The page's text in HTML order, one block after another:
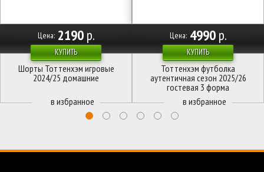
КУПИТЬ
Цена: 2190р.
Шорты Тоттенхэм игровые
2024/25 домашние
КУПИТЬ
Цена: 4990р.
Тоттенхэм футболка
аутентичная сезон 2025/26
гостевая 3 форма